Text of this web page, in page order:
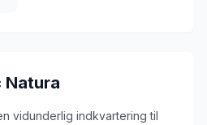
Natura
vidunderlig indkvartering til